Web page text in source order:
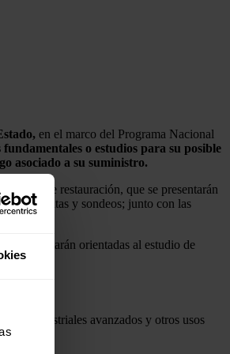
en el marco del Programa Nacional
o estudios para su posible
asociado a su suministro.
de restauración, que se presentarán
calicatas y sondeos; junto con las
estarán orientadas al estudio de
industriales avanzados y otros usos